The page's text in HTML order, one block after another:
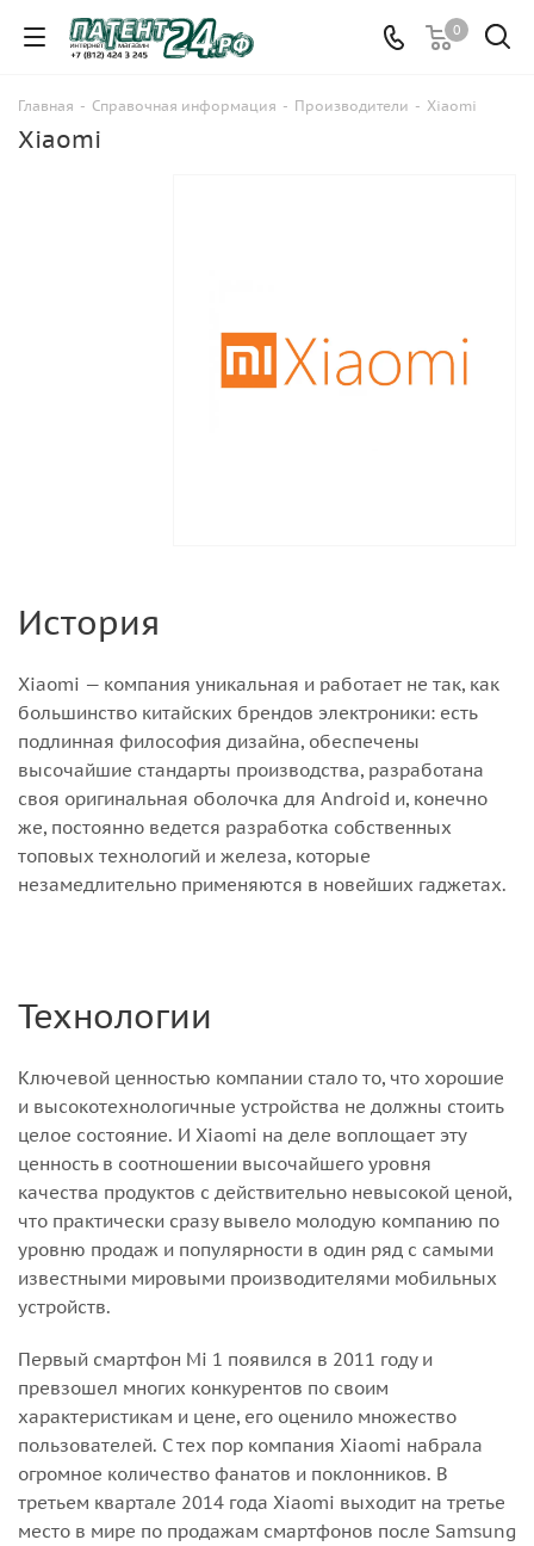
0
Главная - Справочная информация - Производители - Xiaomi
Xiaomi
История
Xiaomi — компания уникальная и работает не так, как
большинство китайских брендов электроники: есть
подлинная философия дизайна, обеспечены
высочайшие стандарты производства, разработана
своя оригинальная оболочка для Android и, конечно
же, постоянно ведется разработка собственных
топовых технологий и железа, которые
незамедлительно применяются в новейших гаджетах.
Технологии
Ключевой ценностью компании стало то, что хорошие
и высокотехнологичные устройства не должны стоить
целое состояние. И Xiaomi на деле воплощает эту
ценность в соотношении высочайшего уровня
качества продуктов с действительно невысокой ценой,
что практически сразу вывело молодую компанию по
уровню продаж и популярности в один ряд с самыми
известными мировыми производителями мобильных
устройств.
Первый смартфон Mi 1 появился в 2011 году и
превзошел многих конкурентов по своим
характеристикам и цене, его оценило множество
пользователей. С тех пор компания Xiaomi набрала
огромное количество фанатов и поклонников. В
третьем квартале 2014 года Xiaomi выходит на третье
место в мире по продажам смартфонов после Samsung